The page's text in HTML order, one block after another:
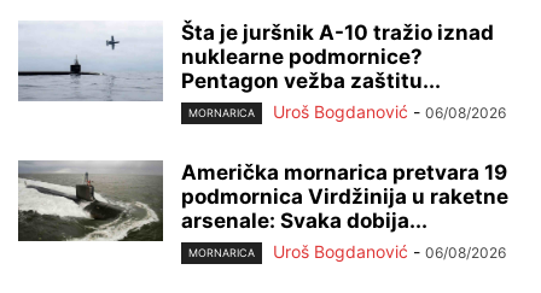
Šta je juršnik A-10 tražio iznad
nuklearne podmornice?
Pentagon vežba zaštitu...
MORNARICA Uroš Bogdanović - 06/08/2026
Američka mornarica pretvara 19
podmornica Virdžinija u raketne
arsenale: Svaka dobija...
MORNARICA Uroš Bogdanović - 06/08/2026